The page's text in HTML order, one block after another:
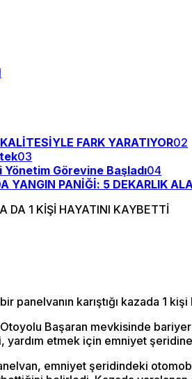
FARK YARATIYOR02
03
Yönetim Görevine Başladı04
YANGIN PANİĞİ: 5 DEKARLIK
panelvanın karıştığı kazada 1
Başaran mevkisinde
yardım etmek için emniyet
emniyet şeridindeki